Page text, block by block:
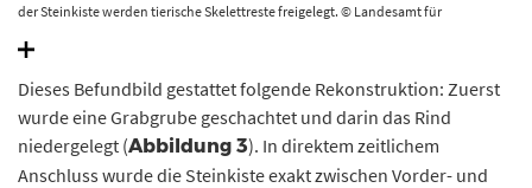
der Steinkiste werden tierische Skelettreste freigelegt. © Landesamt für
Dieses Befundbild gestattet folgende Rekonstruktion: Zuerst
wurde eine Grabgrube geschachtet und darin das Rind
niedergelegt (Abbildung 3). In direktem zeitlichem
Anschluss wurde die Steinkiste exakt zwischen Vorder- und